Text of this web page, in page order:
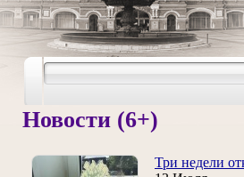
Новости (6+)
Три недели